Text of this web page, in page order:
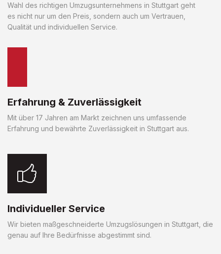
Wahl des richtigen Umzugsunternehmens in Stuttgart geht
es nicht nur um den Preis, sondern auch um Vertrauen,
Qualität und individuellen Service.
Erfahrung & Zuverlässigkeit
Mit über 17 Jahren am Markt zeichnen uns umfassende
Erfahrung und bewährte Zuverlässigkeit in Stuttgart aus.
Individueller Service
Wir bieten maßgeschneiderte Umzugslösungen in Stuttgart, die
genau auf Ihre Bedürfnisse abgestimmt sind.